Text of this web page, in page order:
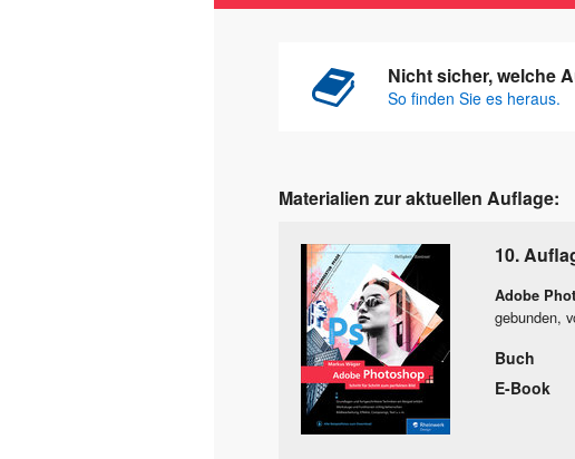
Nicht sicher, welche
So finden Sie es heraus.
Materialien zur aktuellen Auflage:
10.
Adobe
gebunden,
Buch
E-Book